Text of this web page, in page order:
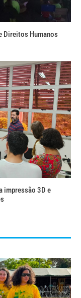
Direitos Humanos
impressão 3D e